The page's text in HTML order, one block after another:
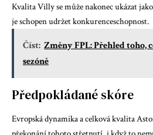
Kvalita Villy se může nakonec ukázat
je schopen udržet konkurenceschopnost.
Číst: Změny FPL: Přehled toho,
sezóně
Předpokládané skóre
Evropská dynamika a celková kvalita